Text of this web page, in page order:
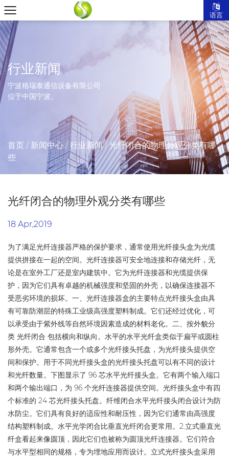
语言
行业新闻
宁波格瑞泰通信设备有限公司
位于中国宁波。
首页 / 新闻中心/行业新闻/光纤闭合的物理外观分类有哪
些
光纤闭合的物理外观分类有哪些
18 Apr,2019
为了满足光纤连接器严格的保护要求，通常使用光纤接头盒为光缆
提供拼接在一起的空间。光纤连接器可安全地连接和存储光纤，无
论是在室外工厂还是室内建筑中。它为光纤连接器和光缆提供保
护，因为它们具有卓越的机械强度和坚固的外壳，以确保连接器不
受恶劣环境的损坏。一、光纤连接器盒的主要特点光纤接头盒由具
有可靠防潮层的特殊工业级高强度塑料制成。它们还经过优化，可
以承受由于紫外线等自然环境因素造成的材料老化。二、按外貌分
类 光纤闭合 包括横向和纵向。水平的水平光纤盒类似于扁平或圆柱
形外壳。它通常包含一个或多个光纤接头托盘，为光纤接头提供空
间和保护。用于不同光纤接头盒的光纤接头托盘可以有不同的设计
和光纤数量。下图显示了 96 芯水平光纤接头盒。它有两个输入端口
和两个输出端口，为 96 个光纤连接器提供空间。光纤接头盒中有四
个标准的 24 芯光纤接头托盘。纤维闭合水平光纤接头闭合设计为防
水防尘。它们具有良好的适应性和耐压性，因为它们通常由高强度
结构塑料制成。水平光学闭合比垂直光纤闭合更常用。2.立式垂直光
纤盒看起来像圆顶，因此它们也被称为圆顶光纤连接器。它们符合
与水平型相同的规格，专为埋地应用而设计。立式光纤接头盒采用